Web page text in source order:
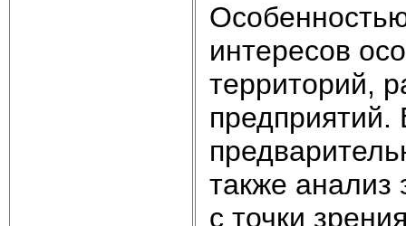
интересов
территорий,
предприятий.
также анализ
с точки